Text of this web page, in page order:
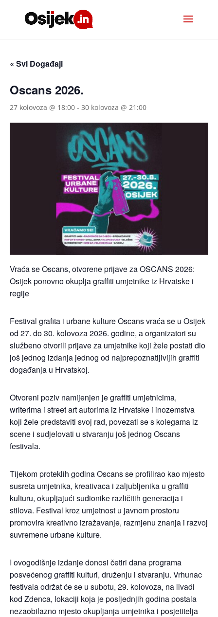
« Svi Događaji
Oscans 2026.
27 kolovoza @ 18:00 - 30 kolovoza @ 21:00
Vraća se Oscans, otvorene prijave za OSCANS 2026:
Osijek ponovno okuplja graffiti umjetnike iz Hrvatske i
regije
Festival grafita i urbane kulture Oscans vraća se u Osijek
od 27. do 30. kolovoza 2026. godine, a organizatori su
službeno otvorili prijave za umjetnike koji žele postati dio
još jednog izdanja jednog od najprepoznatljivijih graffiti
događanja u Hrvatskoj.
Otvoreni poziv namijenjen je graffiti umjetnicima,
writerima i street art autorima iz Hrvatske i inozemstva
koji žele predstaviti svoj rad, povezati se s kolegama iz
scene i sudjelovati u stvaranju još jednog Oscans
festivala.
Tijekom proteklih godina Oscans se profilirao kao mjesto
susreta umjetnika, kreativaca i zaljubljenika u graffiti
kulturu, okupljajući sudionike različitih generacija i
stilova. Festival kroz umjetnost u javnom prostoru
promovira kreativno izražavanje, razmjenu znanja i razvoj
suvremene urbane kulture.
I ovogodišnje izdanje donosi četiri dana programa
posvećenog graffiti kulturi, druženju i stvaranju. Vrhunac
festivala održat će se u subotu, 29. kolovoza, na livadi
kod Zdenca, lokaciji koja je posljednjih godina postala
nezaobilazno mjesto okupljanja umjetnika i posjetitelja